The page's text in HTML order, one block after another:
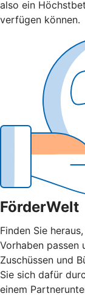
also ein
verfügen können.
FörderWelt
Finden Sie
Vorhaben passen
Zuschüssen und
Sie sich dafür
einem